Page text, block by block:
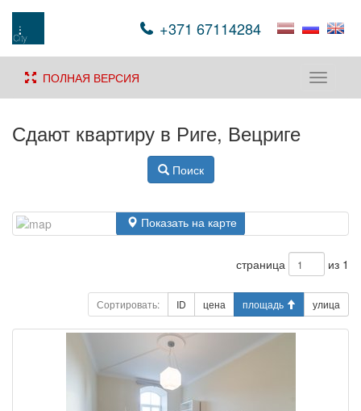
+371 67114284
Toggle
ПОЛНАЯ ВЕРСИЯ
Сдают квартиру в Риге, Вецриге
Поиск
Показать на карте
страница из 1
Сортировать: ID цена площадь улица